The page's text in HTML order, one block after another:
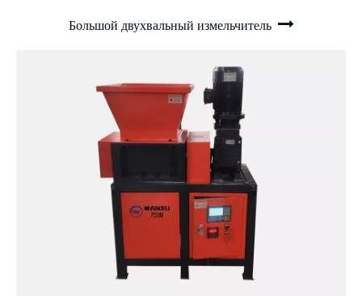
Большой двухвальный измельчитель